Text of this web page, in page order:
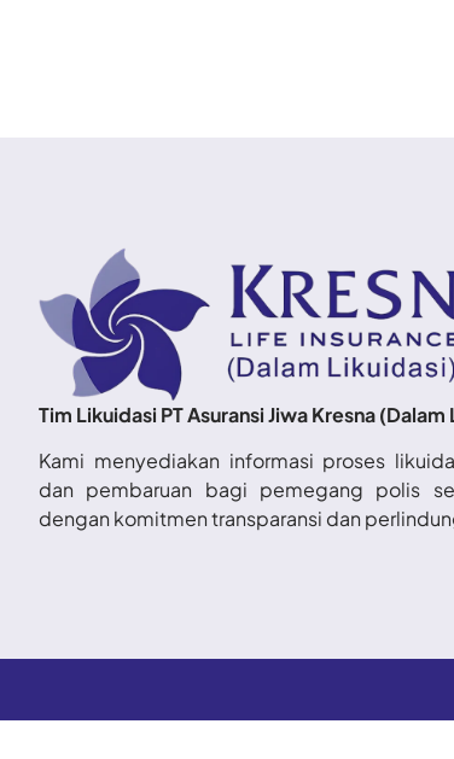
Tim Likuidasi PT Asuransi Jiwa Kresna (Dalam
Kami menyediakan informasi proses
dan pembaruan bagi pemegang polis
dengan komitmen transparansi dan